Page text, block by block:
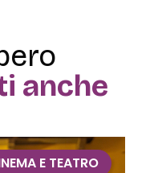
anche
VISITE GUIDATE